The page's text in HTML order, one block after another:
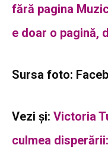
fără pagina
e doar o pagină,
Sursa foto:
Vezi și: Victoria
culmea